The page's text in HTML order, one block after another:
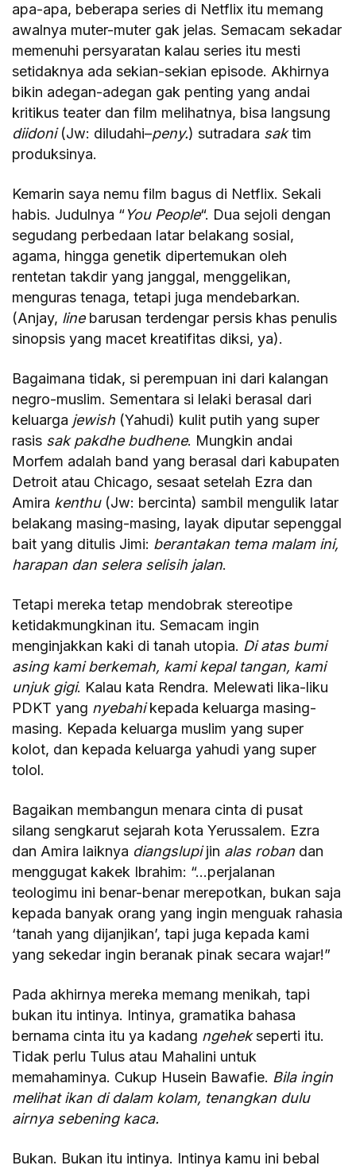
apa-apa, beberapa series di Netflix itu memang
awalnya muter-muter gak jelas. Semacam sekadar
memenuhi persyaratan kalau series itu mesti
setidaknya ada sekian-sekian episode. Akhirnya
bikin adegan-adegan gak penting yang andai
kritikus teater dan film melihatnya, bisa langsung
diidoni(Jw: diludahi–peny.) sutradara saktim
produksinya.
Kemarin saya nemu film bagus di Netflix. Sekali
habis. Judulnya “You People“. Dua sejoli dengan
segudang perbedaan latar belakang sosial,
agama, hingga genetik dipertemukan oleh
rentetan takdir yang janggal, menggelikan,
menguras tenaga, tetapi juga mendebarkan.
(Anjay, linebarusan terdengar persis khas penulis
sinopsis yang macet kreatifitas diksi, ya).
Bagaimana tidak, si perempuan ini dari kalangan
negro-muslim. Sementara si lelaki berasal dari
keluarga jewish (Yahudi) kulit putih yang super
rasis sak pakdhe budhene. Mungkin andai
Morfem adalah band yang berasal dari kabupaten
Detroit atau Chicago, sesaat setelah Ezra dan
Amira kenthu(Jw: bercinta) sambil mengulik latar
belakang masing-masing, layak diputar sepenggal
bait yang ditulis Jimi: berantakan tema malam ini,
harapan dan selera selisih jalan.
Tetapi mereka tetap mendobrak stereotipe
ketidakmungkinan itu. Semacam ingin
menginjakkan kaki di tanah utopia. Di atas bumi
asing kami berkemah, kami kepal tangan, kami
unjuk gigi. Kalau kata Rendra. Melewati lika-liku
PDKT yang nyebahikepada keluarga masing-
masing. Kepada keluarga muslim yang super
kolot, dan kepada keluarga yahudi yang super
tolol.
Bagaikan membangun menara cinta di pusat
silang sengkarut sejarah kota Yerussalem. Ezra
dan Amira laiknya diangslupijin alas roban dan
menggugat kakek Ibrahim: “…perjalanan
teologimu ini benar-benar merepotkan, bukan saja
kepada banyak orang yang ingin menguak rahasia
‘tanah yang dijanjikan’, tapi juga kepada kami
yang sekedar ingin beranak pinak secara wajar!”
Pada akhirnya mereka memang menikah, tapi
bukan itu intinya. Intinya, gramatika bahasa
bernama cinta itu ya kadang ngehekseperti itu.
Tidak perlu Tulus atau Mahalini untuk
memahaminya. Cukup Husein Bawafie. Bila ingin
melihat ikan di dalam kolam, tenangkan dulu
airnya sebening kaca.
Bukan. Bukan itu intinya. Intinya kamu ini bebal